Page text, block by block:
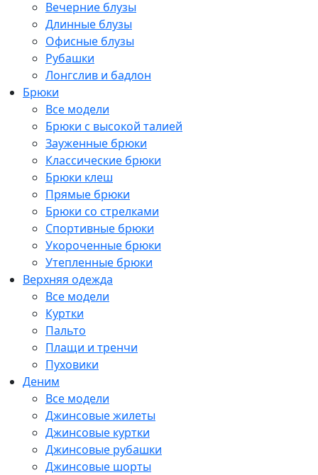
Вечерние блузы
Длинные блузы
Офисные блузы
Рубашки
Лонгслив и бадлон
Брюки
Все модели
Брюки с высокой талией
Зауженные брюки
Классические брюки
Брюки клеш
Прямые брюки
Брюки со стрелками
Спортивные брюки
Укороченные брюки
Утепленные брюки
Верхняя одежда
Все модели
Куртки
Пальто
Плащи и тренчи
Пуховики
Деним
Все модели
Джинсовые жилеты
Джинсовые куртки
Джинсовые рубашки
Джинсовые шорты